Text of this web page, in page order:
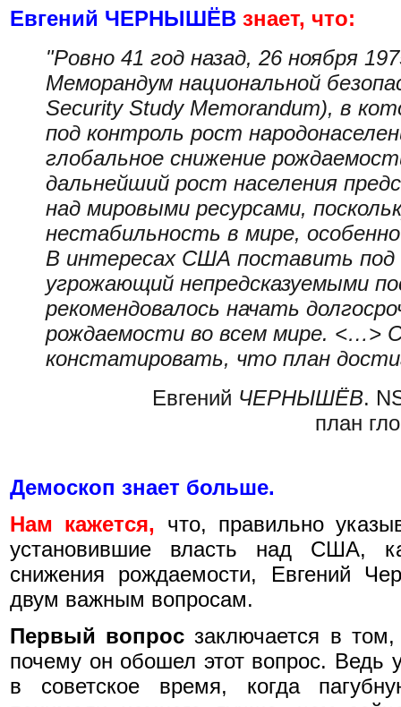
Евгений ЧЕРНЫШЁВ знает, что:
"Ровно 41 год назад, 26 ноября
Меморандум национальной
Security Study Memorandum), в
под контроль рост
глобальное снижение
дальнейший рост населения
над мировыми ресурсами,
нестабильность в мире,
В интересах США поставить под
угрожающий непредсказуемыми
рекомендовалось начать
рождаемости во всем мире. <…>
констатировать, что план
Евгений ЧЕРНЫШЁВ.
план
Демоскоп знает больше.
Нам кажется, что, правильно
установившие власть над США,
снижения рождаемости, Евгений
двум важным вопросам.
Первый вопрос заключается в
почему он обошел этот вопрос. Ведь
в советское время, когда